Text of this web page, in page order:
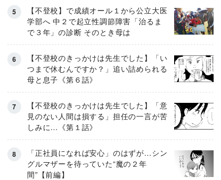
【不登校】で成績オール１から公立大医
学部へ 中２で起立性調節障害「治るま
で３年」の診断 そのとき母は
【不登校のきっかけは先生でした】「い
つまで休むんですか？」追い詰められる
母と息子《第６話》
【不登校のきっかけは先生でした】「意
見のない人間は損する」担任の一言が苦
しみに…《第１話》
「正社員になれば安心」のはずが…シン
グルマザーを待っていた“魔の２年
間”【前編】